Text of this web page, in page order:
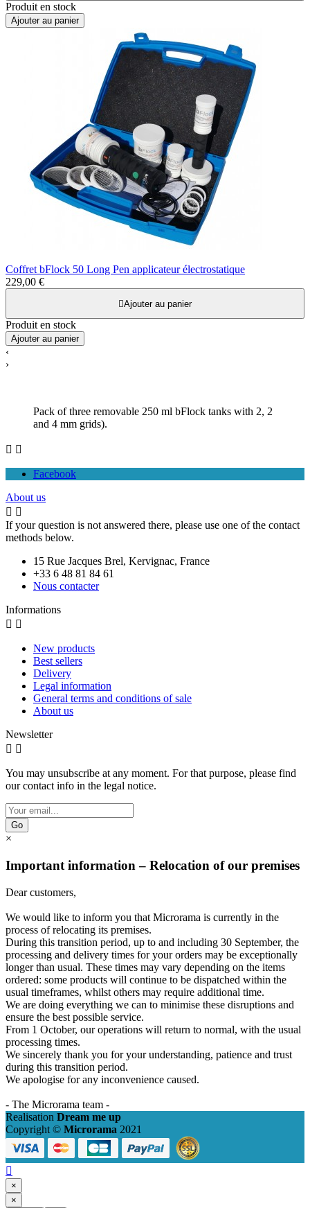
Produit en stock
Ajouter au panier
Coffret bFlock 50 Long Pen applicateur électrostatique
229,00 €
Ajouter au panier
Produit en stock
Ajouter au panier
‹
›
Pack of three removable 250 ml bFlock tanks with 2, 2
and 4 mm grids).
 
Facebook
About us
 
If your question is not answered there, please use one of the contact
methods below.
15 Rue Jacques Brel, Kervignac, France
+33 6 48 81 84 61
Nous contacter
Informations
 
New products
Best sellers
Delivery
Legal information
General terms and conditions of sale
About us
Newsletter
 
You may unsubscribe at any moment. For that purpose, please find
our contact info in the legal notice.
Go
×
Important information – Relocation of our premises
Dear customers,
We would like to inform you that Microrama is currently in the
process of relocating its premises.
During this transition period, up to and including 30 September, the
processing and delivery times for your orders may be exceptionally
longer than usual. These times may vary depending on the items
ordered: some products will continue to be dispatched within the
usual timeframes, whilst others may require additional time.
We are doing everything we can to minimise these disruptions and
ensure the best possible service.
From 1 October, our operations will return to normal, with the usual
processing times.
We sincerely thank you for your understanding, patience and trust
during this transition period.
We apologise for any inconvenience caused.
- The Microrama team -
Realisation Dream me up
Copyright © Microrama 2021

×
×